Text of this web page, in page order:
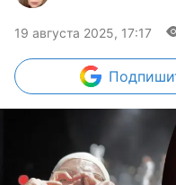
19 августа 2025, 17:17